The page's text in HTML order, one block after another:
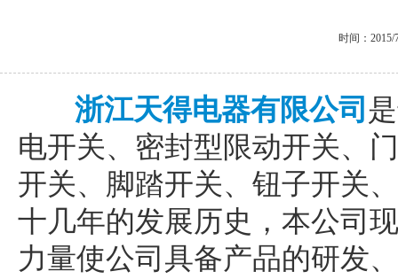
时间：
浙江天得电器有限公司
电开关、密封型限动开关、
开关、脚踏开关、钮子开关
十几年的发展历史，本公司
力量使公司具备产品的研发